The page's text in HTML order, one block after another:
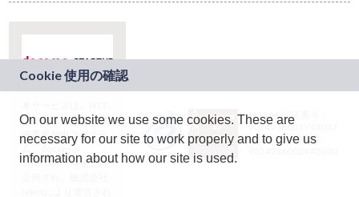
ドコモグループの新
規事業創出プログラ
ム「docomo
STARTUP」を通じて
JASRAC許諾番号：
9024936001Y45037
JASRAC許諾番号：
On our website we use some cookies. These are
necessary for our site to work properly and to give us
information about how our site is used.